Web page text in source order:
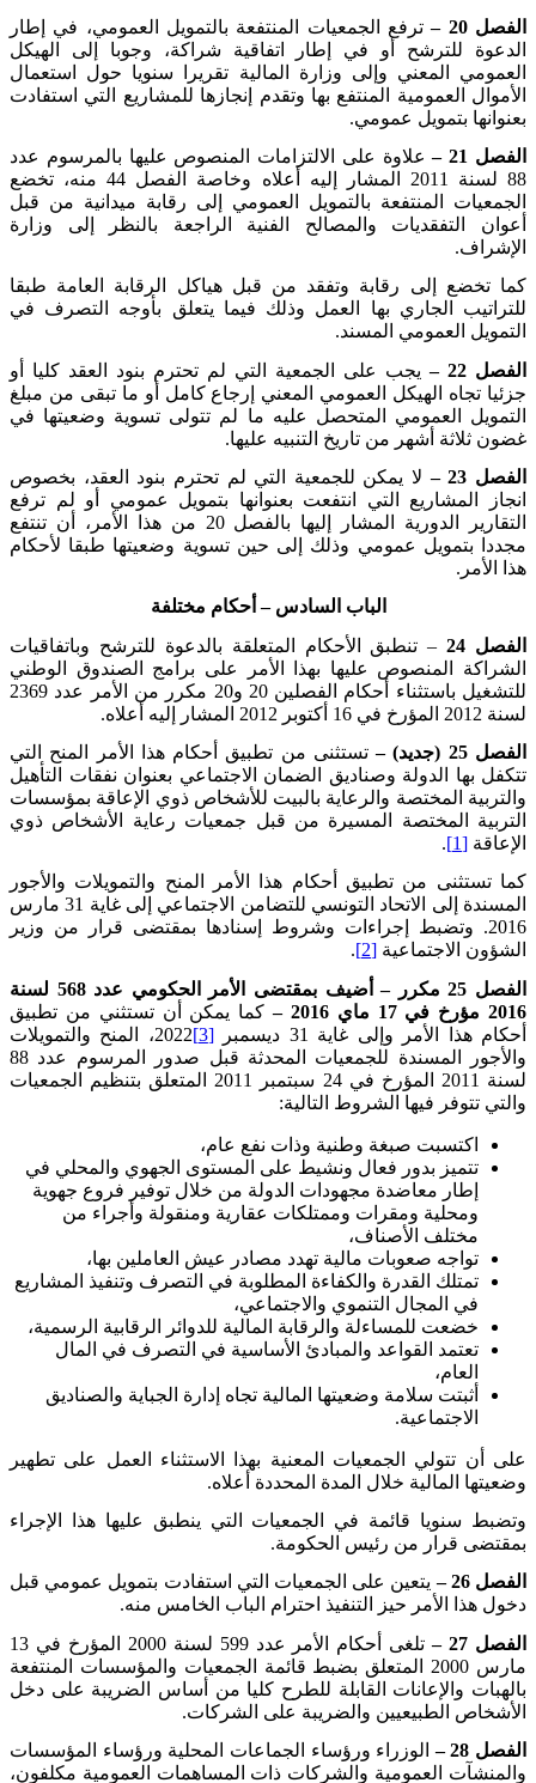
الفصل 20 –
ترفع الجمعيات المنتفعة بالتمويل العمومي، في إطار
الدعوة للترشح أو في إطار اتفاقية شراكة، وجوبا إلى الهيكل
العمومي المعني وإلى وزارة المالية تقريرا سنويا حول استعمال
الأموال العمومية المنتفع بها وتقدم إنجازها للمشاريع التي استفادت
بعنوانها بتمويل عمومي.
الفصل 21 –
علاوة على الالتزامات المنصوص عليها بالمرسوم عدد
88 لسنة 2011 المشار إليه أعلاه وخاصة الفصل 44 منه، تخضع
الجمعيات المنتفعة بالتمويل العمومي إلى رقابة ميدانية من قبل
أعوان التفقديات والمصالح الفنية الراجعة بالنظر إلى وزارة
الإشراف.
كما تخضع إلى رقابة وتفقد من قبل هياكل الرقابة العامة طبقا
للتراتيب الجاري بها العمل وذلك فيما يتعلق بأوجه التصرف في
التمويل العمومي المسند.
الفصل 22 –
يجب على الجمعية التي لم تحترم بنود العقد كليا أو
جزئيا تجاه الهيكل العمومي المعني إرجاع كامل أو ما تبقى من مبلغ
التمويل العمومي المتحصل عليه ما لم تتولى تسوية وضعيتها في
غضون ثلاثة أشهر من تاريخ التنبيه عليها.
الفصل 23 –
لا يمكن للجمعية التي لم تحترم بنود العقد، بخصوص
انجاز المشاريع التي انتفعت بعنوانها بتمويل عمومي أو لم ترفع
التقارير الدورية المشار إليها بالفصل 20 من هذا الأمر، أن تنتفع
مجددا بتمويل عمومي وذلك إلى حين تسوية وضعيتها طبقا لأحكام
هذا الأمر .
الباب السادس – أحكام مختلفة
الفصل 24
– تنطبق الأحكام المتعلقة بالدعوة للترشح وباتفاقيات
الشراكة المنصوص عليها بهذا الأمر على برامج الصندوق الوطني
للتشغيل باستثناء أحكام الفصلين 20 و20 مكرر من الأمر عدد 2369
لسنة 2012 المؤرخ في 16 أكتوبر 2012 المشار إليه أعلاه
.
الفصل 25 (جديد) –
تستثنى من تطبيق أحكام هذا الأمر المنح التي
تتكفل بها الدولة وصناديق الضمان الاجتماعي بعنوان نفقات التأهيل
والتربية المختصة والرعاية بالبيت للأشخاص ذوي الإعاقة بمؤسسات
التربية المختصة المسيرة من قبل جمعيات رعاية الأشخاص ذوي
الإعاقة [1]
.
كما تستثنى من تطبيق أحكام هذا الأمر المنح والتمويلات والأجور
المسندة إلى الاتحاد التونسي للتضامن الاجتماعي إلى غاية 31 مارس
2016
. وتضبط إجراءات وشروط إسنادها بمقتضى قرار من وزير
الشؤون الاجتماعية [2]
.
الفصل 25 مكرر – أضيف بمقتضى الأمر الحكومي عدد 568 لسنة
2016 مؤرخ في 17 ماي 2016 –
كما يمكن أن تستثني من تطبيق
أحكام هذا الأمر وإلى غاية 31 ديسمبر
[3]
2022، المنح والتمويلات
والأجور المسندة للجمعيات المحدثة قبل صدور المرسوم عدد 88
لسنة 2011 المؤرخ في 24 سبتمبر 2011 المتعلق بتنظيم الجمعيات
والتي تتوفر فيها الشروط التالية:
اكتسبت صبغة وطنية وذات نفع عام،
تتميز بدور فعال ونشيط على المستوى الجهوي والمحلي في
إطار معاضدة مجهودات الدولة من خلال توفير فروع جهوية
ومحلية ومقرات وممتلكات عقارية ومنقولة وأجراء من
مختلف الأصناف،
تواجه صعوبات مالية تهدد مصادر عيش العاملين بها،
تمتلك القدرة والكفاءة المطلوبة في التصرف وتنفيذ المشاريع
في المجال التنموي والاجتماعي،
خضعت للمساءلة والرقابة المالية للدوائر الرقابية الرسمية،
تعتمد القواعد والمبادئ الأساسية في التصرف في المال
العام،
أثبتت سلامة وضعيتها المالية تجاه إدارة الجباية والصناديق
الاجتماعية.
على أن تتولي الجمعيات المعنية بهذا الاستثناء العمل على تطهير
وضعيتها المالية خلال المدة المحددة أعلاه.
وتضبط سنويا قائمة في الجمعيات التي ينطبق عليها هذا الإجراء
بمقتضى قرار من رئيس الحكومة.
الفصل 26 –
يتعين على الجمعيات التي استفادت بتمويل عمومي قبل
دخول هذا الأمر حيز التنفيذ احترام الباب الخامس منه.
الفصل 27 –
تلغى أحكام الأمر عدد 599 لسنة 2000 المؤرخ في 13
مارس 2000 المتعلق بضبط قائمة الجمعيات والمؤسسات المنتفعة
بالهبات والإعانات القابلة للطرح كليا من أساس الضريبة على دخل
الأشخاص الطبيعيين والضريبة على الشركات.
الفصل 28 –
الوزراء ورؤساء الجماعات المحلية ورؤساء المؤسسات
والمنشآت العمومية والشركات ذات المساهمات العمومية مكلفون،